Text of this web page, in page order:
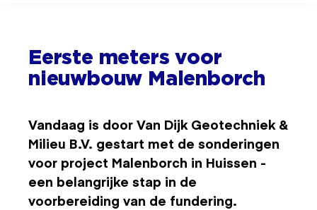
Eerste meters voor
nieuwbouw Malenborch
Vandaag is door Van Dijk Geotechniek &
Milieu B.V. gestart met de sonderingen
voor project Malenborch in Huissen -
een belangrijke stap in de
voorbereiding van de fundering.